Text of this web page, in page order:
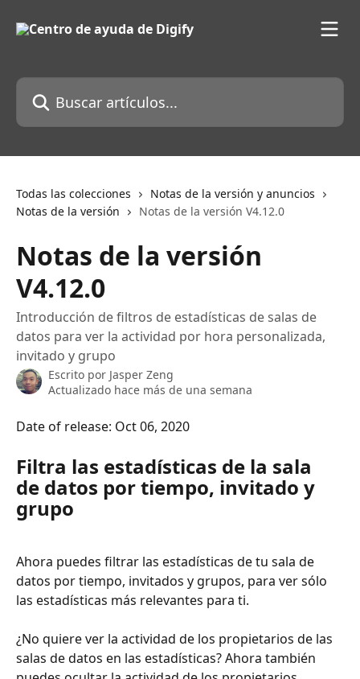
Buscar artículos...
Todas las colecciones
Notas de la versión y anuncios
Notas de la versión
Notas de la versión V4.12.0
Notas de la versión
V4.12.0
Introducción de filtros de estadísticas de salas de
datos para ver la actividad por hora personalizada,
invitado y grupo
Escrito por Jasper Zeng
Actualizado hace más de una semana
Date of release: Oct 06, 2020
Filtra las estadísticas de la sala
de datos por tiempo, invitado y
grupo
Ahora puedes filtrar las estadísticas de tu sala de
datos por tiempo, invitados y grupos, para ver sólo
las estadísticas más relevantes para ti.
¿No quiere ver la actividad de los propietarios de las
salas de datos en las estadísticas? Ahora también